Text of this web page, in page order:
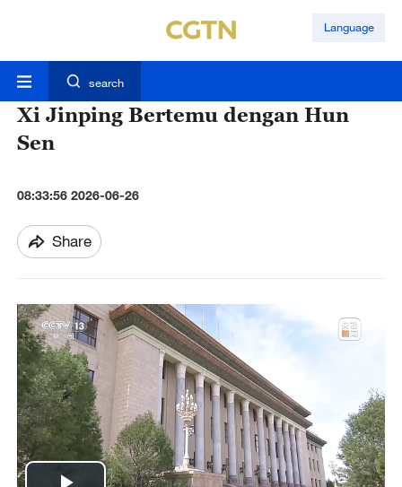
Language
search
Xi Jinping Bertemu dengan Hun
Sen
08:33:56 2026-06-26
Share